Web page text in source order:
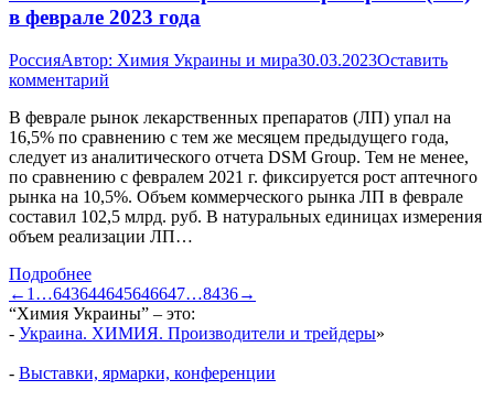
в феврале 2023 года
РоссияАвтор: Химия Украины и мира30.03.2023Оставить
комментарий
В феврале рынок лекарственных препаратов (ЛП) упал на
16,5% по сравнению с тем же месяцем предыдущего года,
следует из аналитического отчета DSM Group. Тем не менее,
по сравнению с февралем 2021 г. фиксируется рост аптечного
рынка на 10,5%. Объем коммерческого рынка ЛП в феврале
составил 102,5 млрд. руб. В натуральных единицах измерения
объем реализации ЛП…
Подробнее
← 1 …643644645646647…8436→
“Химия Украины” – это:
- Украина. ХИМИЯ. Производители и трейдеры»
- Выставки, ярмарки, конференции